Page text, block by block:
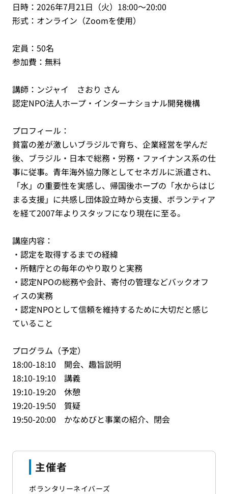
日時：2026年7月21日（火）18:00～20:00
形式：オンライン（Zoomを使用）
定員：50名
参加費：無料
講師：ンジャイ さおり さん
認定NPO法人ホープ・インターナショナル開発機構
プロフィール：
貧富の差が激しいブラジルで育ち、企業経営を学んだ
後、ブラジル・日本で総務・労務・ファイナンス系の仕
事に従事。青年海外協力隊としてセネガルに派遣され、
「水」の重要性を実感し、帰国後ホープの「水からはじ
まる支援」に共感し団体設立時から支援、ボランティア
を経て2007年よりスタッフになり現在に至る。
講座内容：
・認定を取得するまでの経緯
・所轄庁との毎年のやり取りと実務
・認定NPOの総務や会計、寄付の管理などバックオフ
ィスの実務
・認定NPOとして信頼を維持するために大切だと感じ
ていること
プログラム（予定）
18:00-18:10 開会、趣旨説明
18:10-19:10 講義
19:10-19:20 休憩
19:20-19:50 質疑
19:50-20:00 かなめびと事業の紹介、閉会
主催者
ボランタリーネイバーズ